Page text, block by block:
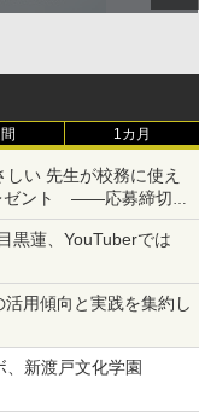
1カ月
しい 先生が校務に使え
ゼント ――応募締切は
黒蓮、YouTuberでは
用傾向と実践を集約し
、新渡戸文化学園